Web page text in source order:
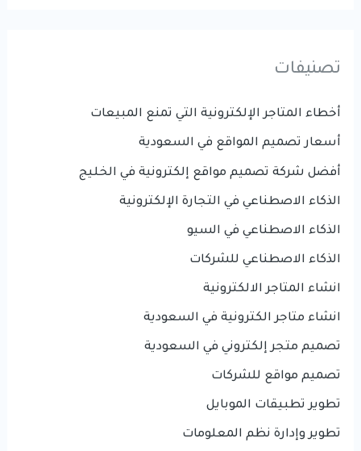
تصنيفات
أخطاء المتاجر الإلكترونية التي تمنع المبيعات
أسعار تصميم المواقع في السعودية
أفضل شركة تصميم مواقع إلكترونية في الخليج
الذكاء الاصطناعي في التجارة الإلكترونية
الذكاء الاصطناعي في السيو
الذكاء الاصطناعي للشركات
انشاء المتاجر الالكترونية
انشاء متاجر الكترونية في السعودية
تصميم متجر إلكتروني في السعودية
تصميم مواقع للشركات
تطوير تطبيقات الموبايل
تطوير وإدارة نظم المعلومات